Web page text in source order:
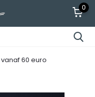
0
vanaf 60 euro